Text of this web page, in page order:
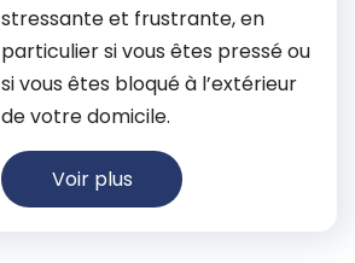
stressante et frustrante, en
particulier si vous êtes pressé ou
si vous êtes bloqué à l’extérieur
de votre domicile.
Voir plus